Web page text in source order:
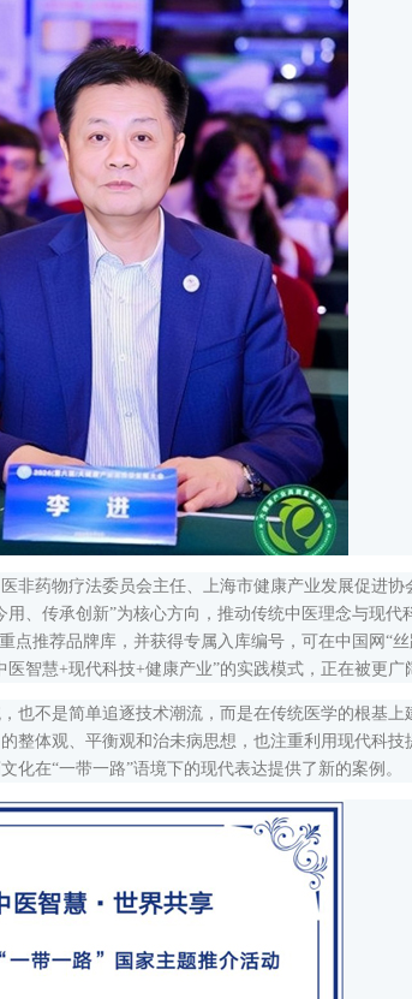
药物疗法委员会主任、上海市健康产业发展促进协
、传承创新”为核心方向，推动传统中医理念与现代
点推荐品牌库，并获得专属入库编号，可在中国网“
智慧+现代科技+健康产业”的实践模式，正在被更广
不是简单追逐技术潮流，而是在传统医学的根基上
整体观、平衡观和治未病思想，也注重利用现代科
在“一带一路”语境下的现代表达提供了新的案例。